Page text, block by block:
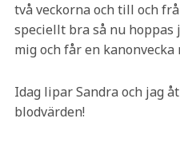
två veckorna och till och
speciellt bra så nu
mig och får en kanonvecka
Idag lipar Sandra och jag
blodvärden!